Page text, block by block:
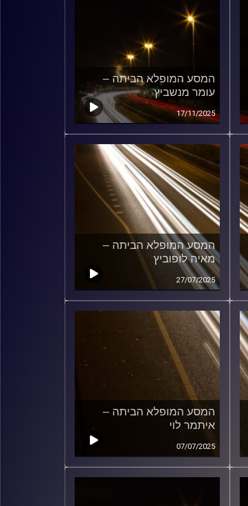
המסע המופלא הביתה –
עומר מנשביץ
17/11/2025
המסע המופלא הביתה –
מאיה לופוביץ
27/07/2025
המסע המופלא הביתה –
איתמר לוי
07/07/2025